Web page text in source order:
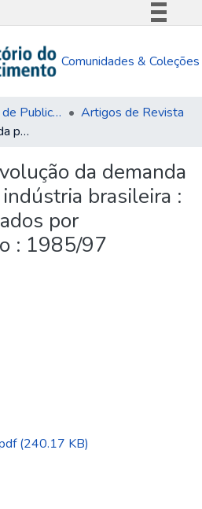
Comunica BR
Acesso à informação
Comunidades & Coleções
Navegar por Tipo de Publicação
Artigos de Revista
A Evolução da demanda por trabalho na indústria brasileira : evidências de dados por estabelecimento : 1985/97
da demanda
brasileira :
por
: 1985/97
(240.17 KB)